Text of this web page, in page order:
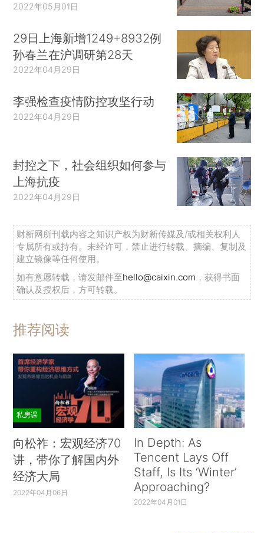
2022年05月01日
29日上海新增1249+8932例
孙春兰在沪调研第28天
2022年04月29日
李强检查疫情防控攻坚行动
2022年04月29日
封控之下，社会组织如何参与
上海抗疫
2022年04月29日
财新网所刊载内容之知识产权为财新传媒及/或相关权利人
专属所有或持有。未经许可，禁止进行转载、摘编、复制及
建立镜像等任何使用。
如有意愿转载，请发邮件至hello@caixin.com ，获得书面
确认及授权后，方可转载。
推荐阅读
私房课
向松祚：宏观经济70
讲，带你了解国内外
经济大局
2022年04月06日
In Depth: As
Tencent Lays Off
Staff, Is Its ‘Winter’
Approaching?
2022年04月01日